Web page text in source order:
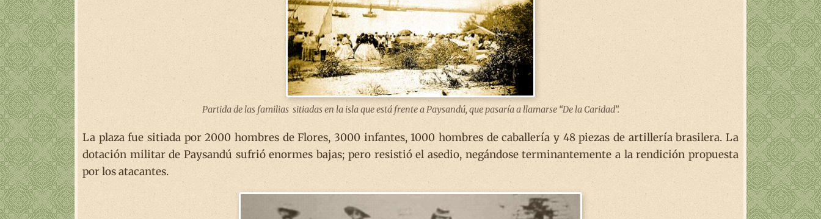
Partida de las familias sitiadas en la isla que está frente a Paysandú, que pasaría a llamarse “De la Caridad”.
La plaza fue sitiada por 2000 hombres de Flores, 3000 infantes, 1000 hombres de caballería y 48 piezas de artillería brasilera. La
dotación militar de Paysandú sufrió enormes bajas; pero resistió el asedio, negándose terminantemente a la rendición propuesta
por los atacantes.